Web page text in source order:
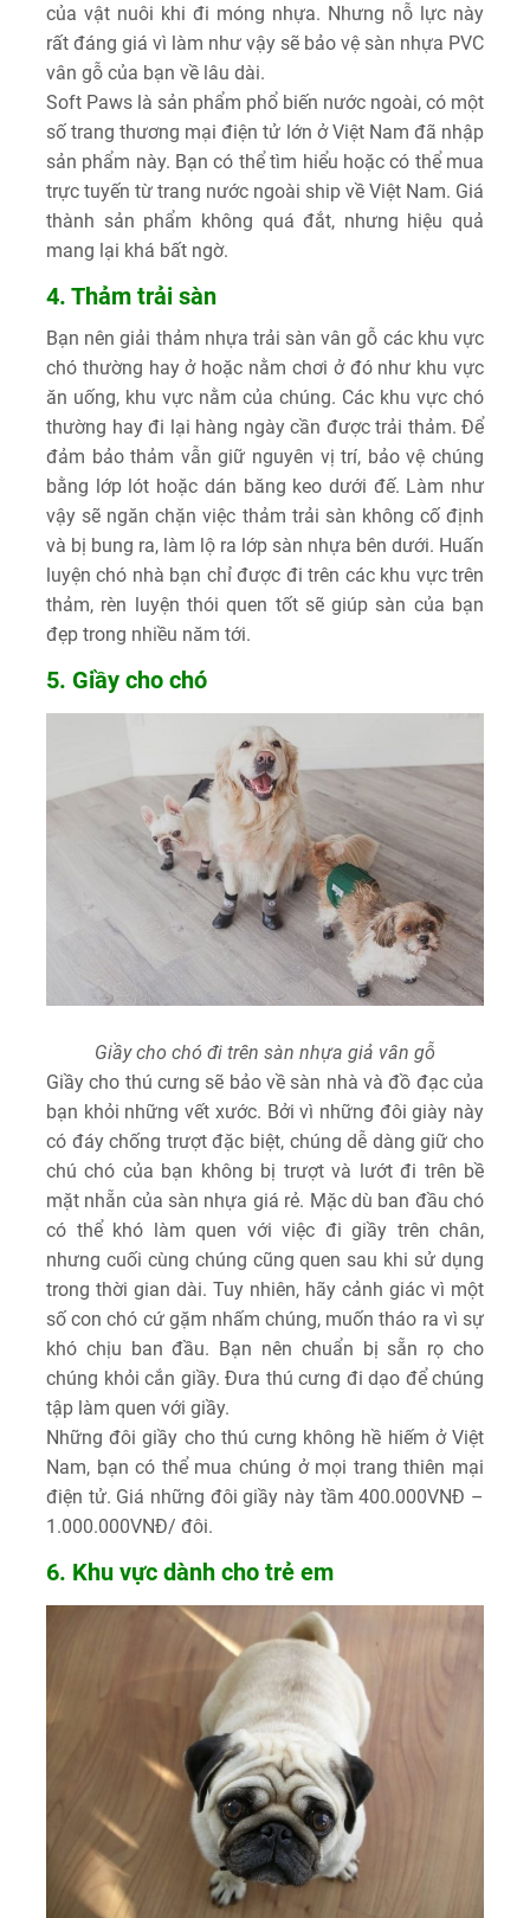
của vật nuôi khi đi móng nhựa. Nhưng nỗ lực này
rất đáng giá vì làm như vậy sẽ bảo vệ sàn nhựa PVC
vân gỗ của bạn về lâu dài.
Soft Paws là sản phẩm phổ biến nước ngoài, có một
số trang thương mại điện tử lớn ở Việt Nam đã nhập
sản phẩm này. Bạn có thể tìm hiểu hoặc có thể mua
trực tuyến từ trang nước ngoài ship về Việt Nam. Giá
thành sản phẩm không quá đắt, nhưng hiệu quả
mang lại khá bất ngờ.
4. Thảm trải sàn
Bạn nên giải thảm nhựa trải sàn vân gỗ các khu vực
chó thường hay ở hoặc nằm chơi ở đó như khu vực
ăn uống, khu vực nằm của chúng. Các khu vực chó
thường hay đi lại hàng ngày cần được trải thảm. Để
đảm bảo thảm vẫn giữ nguyên vị trí, bảo vệ chúng
bằng lớp lót hoặc dán băng keo dưới đế. Làm như
vậy sẽ ngăn chặn việc thảm trải sàn không cố định
và bị bung ra, làm lộ ra lớp sàn nhựa bên dưới. Huấn
luyện chó nhà bạn chỉ được đi trên các khu vực trên
thảm, rèn luyện thói quen tốt sẽ giúp sàn của bạn
đẹp trong nhiều năm tới.
5. Giầy cho chó
Giầy cho chó đi trên sàn nhựa giả vân gỗ
Giầy cho thú cưng sẽ bảo về sàn nhà và đồ đạc của
bạn khỏi những vết xước. Bởi vì những đôi giày này
có đáy chống trượt đặc biệt, chúng dễ dàng giữ cho
chú chó của bạn không bị trượt và lướt đi trên bề
mặt nhẵn của sàn nhựa giá rẻ. Mặc dù ban đầu chó
có thể khó làm quen với việc đi giầy trên chân,
nhưng cuối cùng chúng cũng quen sau khi sử dụng
trong thời gian dài. Tuy nhiên, hãy cảnh giác vì một
số con chó cứ gặm nhấm chúng, muốn tháo ra vì sự
khó chịu ban đầu. Bạn nên chuẩn bị sẵn rọ cho
chúng khỏi cắn giầy. Đưa thú cưng đi dạo để chúng
tập làm quen với giầy.
Những đôi giầy cho thú cưng không hề hiếm ở Việt
Nam, bạn có thể mua chúng ở mọi trang thiên mại
điện tử. Giá những đôi giầy này tầm 400.000VNĐ –
1.000.000VNĐ/ đôi.
6. Khu vực dành cho trẻ em